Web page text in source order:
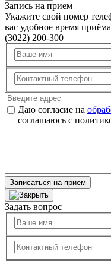
Запись на прием
Укажите свой номер
вас удобное время
(3022) 200-300
Даю согласие на
соглашаюсь с
Записаться на прием
Задать вопрос